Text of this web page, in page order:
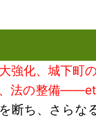
強化、城下町
法の整備
断ち、さらな